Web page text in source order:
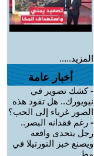
المزيد.....
أخبار عامة
-كشك تصوير في
نيويورك.. هل تقود هذه
الصور غرباء إلى الحب؟
- رغم فقدانه البصر..
رجل يتحدى واقعه
ويصنع خبز التورتيلا في
مط ...